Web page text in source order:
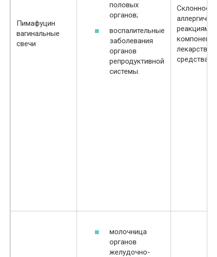
Пимафуцин
вагинальные
свечи
половых
органов;
воспалительные
заболевания
органов
репродуктивной
системы.
реакциям
средства.
молочница
органов
желудочно-